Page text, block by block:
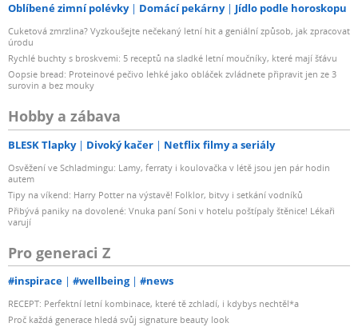
Oblíbené zimní polévky Domácí pekárny Jídlo podle horoskopu
Cuketová zmrzlina? Vyzkoušejte nečekaný letní hit a geniální způsob, jak zpracovat
úrodu
Rychlé buchty s broskvemi: 5 receptů na sladké letní moučníky, které mají šťávu
Oopsie bread: Proteinové pečivo lehké jako obláček zvládnete připravit jen ze 3
surovin a bez mouky
Hobby a zábava
BLESK Tlapky Divoký kačer Netflix filmy a seriály
Osvěžení ve Schladmingu: Lamy, ferraty i koulovačka v létě jsou jen pár hodin
autem
Tipy na víkend: Harry Potter na výstavě! Folklor, bitvy i setkání vodníků
Přibývá paniky na dovolené: Vnuka paní Soni v hotelu poštípaly štěnice! Lékaři
varují
Pro generaci Z
#inspirace #wellbeing #news
RECEPT: Perfektní letní kombinace, které tě zchladí, i kdybys nechtěl*a
Proč každá generace hledá svůj signature beauty look